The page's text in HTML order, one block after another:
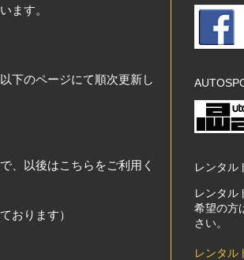
ます。
下のページにて順次更新し
、以後はこちらをご利用く
おります）
レンタル
レンタル
希望の方
さい。
レンタル